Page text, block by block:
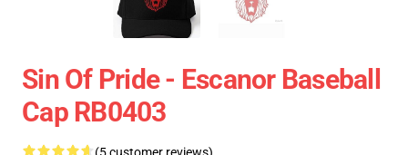
Sin Of Pride - Escanor Baseball
Cap RB0403